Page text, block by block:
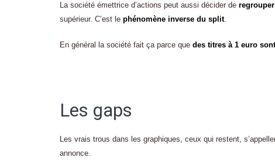
La société émettrice d’actions peut aussi décider de
supérieur. C’est le phénomène inverse du split.
En général la société fait ça parce que des titres à 1 euro
Les gaps
Les vrais trous dans les graphiques, ceux qui restent,
annonce.